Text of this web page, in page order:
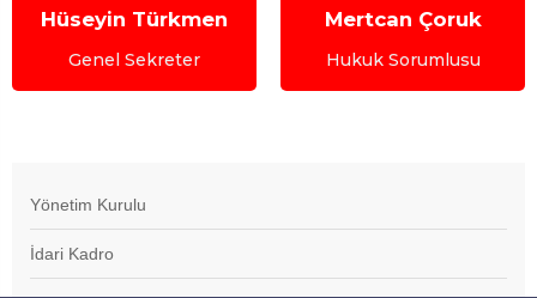
Hüseyin Türkmen
Genel Sekreter
Mertcan Çoruk
Hukuk Sorumlusu
Yönetim Kurulu
İdari Kadro